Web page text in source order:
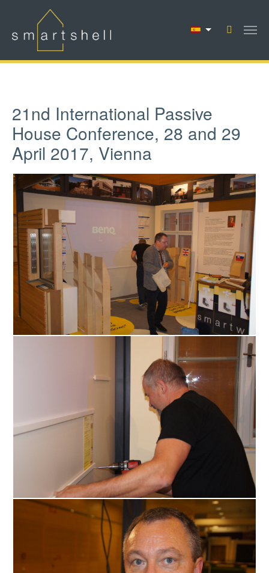
21nd In­ter­na­tion­al Pass­ive
House Con­fer­en­ce, 28 and 29
April 2017, Vienna